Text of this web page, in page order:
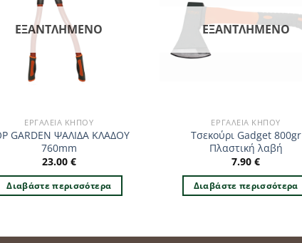
ΕΞΑΝΤΛΗΜΈΝΟ
ΕΡΓΑΛΕΊΑ ΚΉΠΟΥ
GARDEN ΨΑΛΙΔΑ ΚΛΑΔΟΥ
760mm
23.00 €
Διαβάστε περισσότερα
ΕΞΑΝΤΛΗΜΈΝΟ
ΕΡΓΑΛΕΊΑ ΚΉΠΟΥ
Τσεκούρι Gadget 800gr
Πλαστική λαβή
7.90€
Διαβάστε περισσότερα